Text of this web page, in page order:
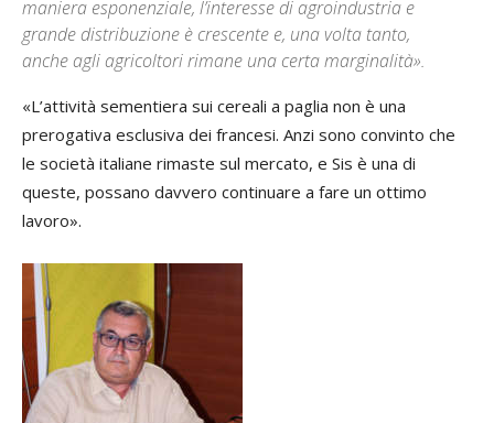
maniera esponenziale, l’interesse di agroindustria e
grande distribuzione è crescente e, una volta tanto,
anche agli agricoltori rimane una certa marginalità».
«L’attività sementiera sui cereali a paglia non è una
prerogativa esclusiva dei francesi. Anzi sono convinto che
le società italiane rimaste sul mercato, e Sis è una di
queste, possano davvero continuare a fare un ottimo
lavoro».